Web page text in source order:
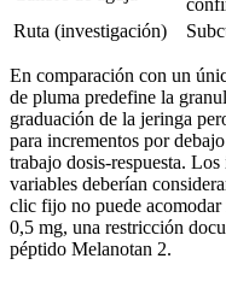
Ruta (investigación)
En comparación con un
de pluma predefine la
graduación de la jeringa
para incrementos por
trabajo dosis-respuesta.
variables deberían
clic fijo no puede
0,5 mg, una restricción
péptido Melanotan 2.